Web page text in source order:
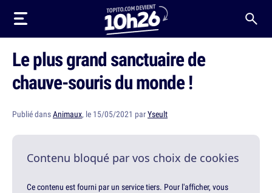
Le plus grand sanctuaire de
chauve-souris du monde !
Publié dansAnimaux, le 15/05/2021 parYseult
Contenu bloqué par vos choix de cookies
Ce contenu est fourni par un service tiers. Pour l'afficher, vous